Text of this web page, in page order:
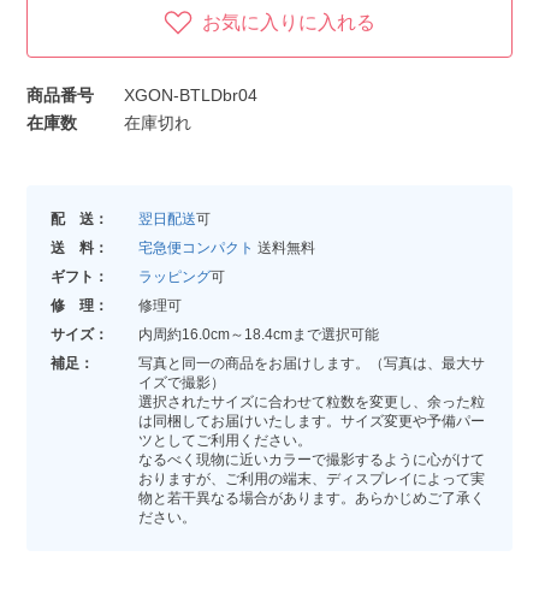
お気に入りに入れる
商品番号
XGON-BTLDbr04
在庫数
在庫切れ
配 送： 翌日配送可
送 料：
宅急便コンパクト 送料無料
ギフト：
ラッピング可
修 理：
修理可
サイズ：
内周約16.0cm～18.4cmまで選択可能
補足：
写真と同一の商品をお届けします。（写真は、最大サ
イズで撮影）
選択されたサイズに合わせて粒数を変更し、余った粒
は同梱してお届けいたします。サイズ変更や予備パー
ツとしてご利用ください。
なるべく現物に近いカラーで撮影するように心がけて
おりますが、ご利用の端末、ディスプレイによって実
物と若干異なる場合があります。あらかじめご了承く
ださい。